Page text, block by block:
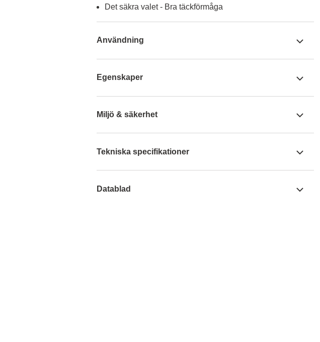
Det säkra valet - Bra täckförmåga
Användning
Egenskaper
Miljö & säkerhet
Tekniska specifikationer
Datablad